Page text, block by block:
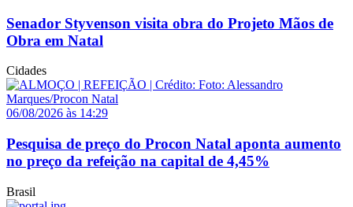
Senador Styvenson visita obra do Projeto Mãos de
Obra em Natal
Cidades
06/08/2026 às 14:29
Pesquisa de preço do Procon Natal aponta aumento
no preço da refeição na capital de 4,45%
Brasil